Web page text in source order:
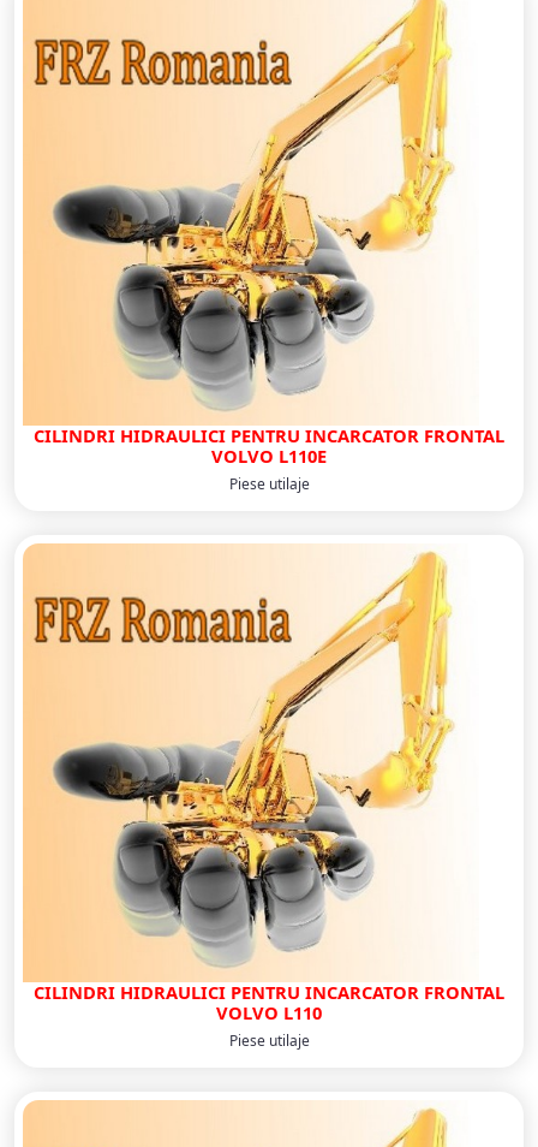
CILINDRI HIDRAULICI PENTRU INCARCATOR FRONTAL
VOLVO L110E
Piese utilaje
CILINDRI HIDRAULICI PENTRU INCARCATOR FRONTAL
VOLVO L110
Piese utilaje